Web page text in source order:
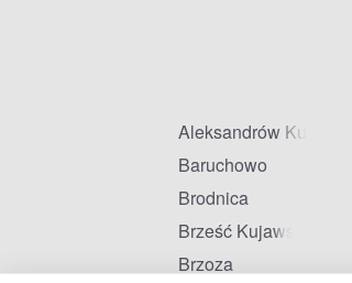
Aleksandrów Kujawski
Baruchowo
Brodnica
Brześć Kujawski
Brzoza